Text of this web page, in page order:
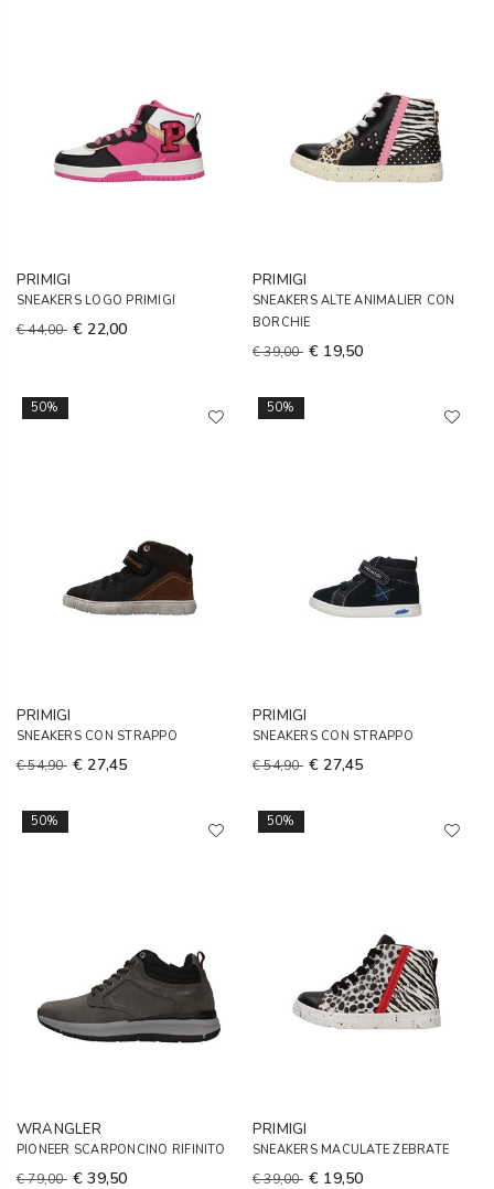
PRIMIGI
SNEAKERS LOGO PRIMIGI
€ 44,00 € 22,00
PRIMIGI
SNEAKERS ALTE ANIMALIER CON
BORCHIE
€ 39,00 € 19,50
50%
PRIMIGI
SNEAKERS CON STRAPPO
€ 54,90 € 27,45
50%
PRIMIGI
SNEAKERS CON STRAPPO
€ 54,90 € 27,45
50%
WRANGLER
PIONEER SCARPONCINO RIFINITO
€ 79,00 € 39,50
50%
PRIMIGI
SNEAKERS MACULATE ZEBRATE
€ 39,00 € 19,50